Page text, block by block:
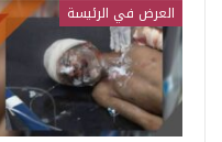
العرض في الرئيسة